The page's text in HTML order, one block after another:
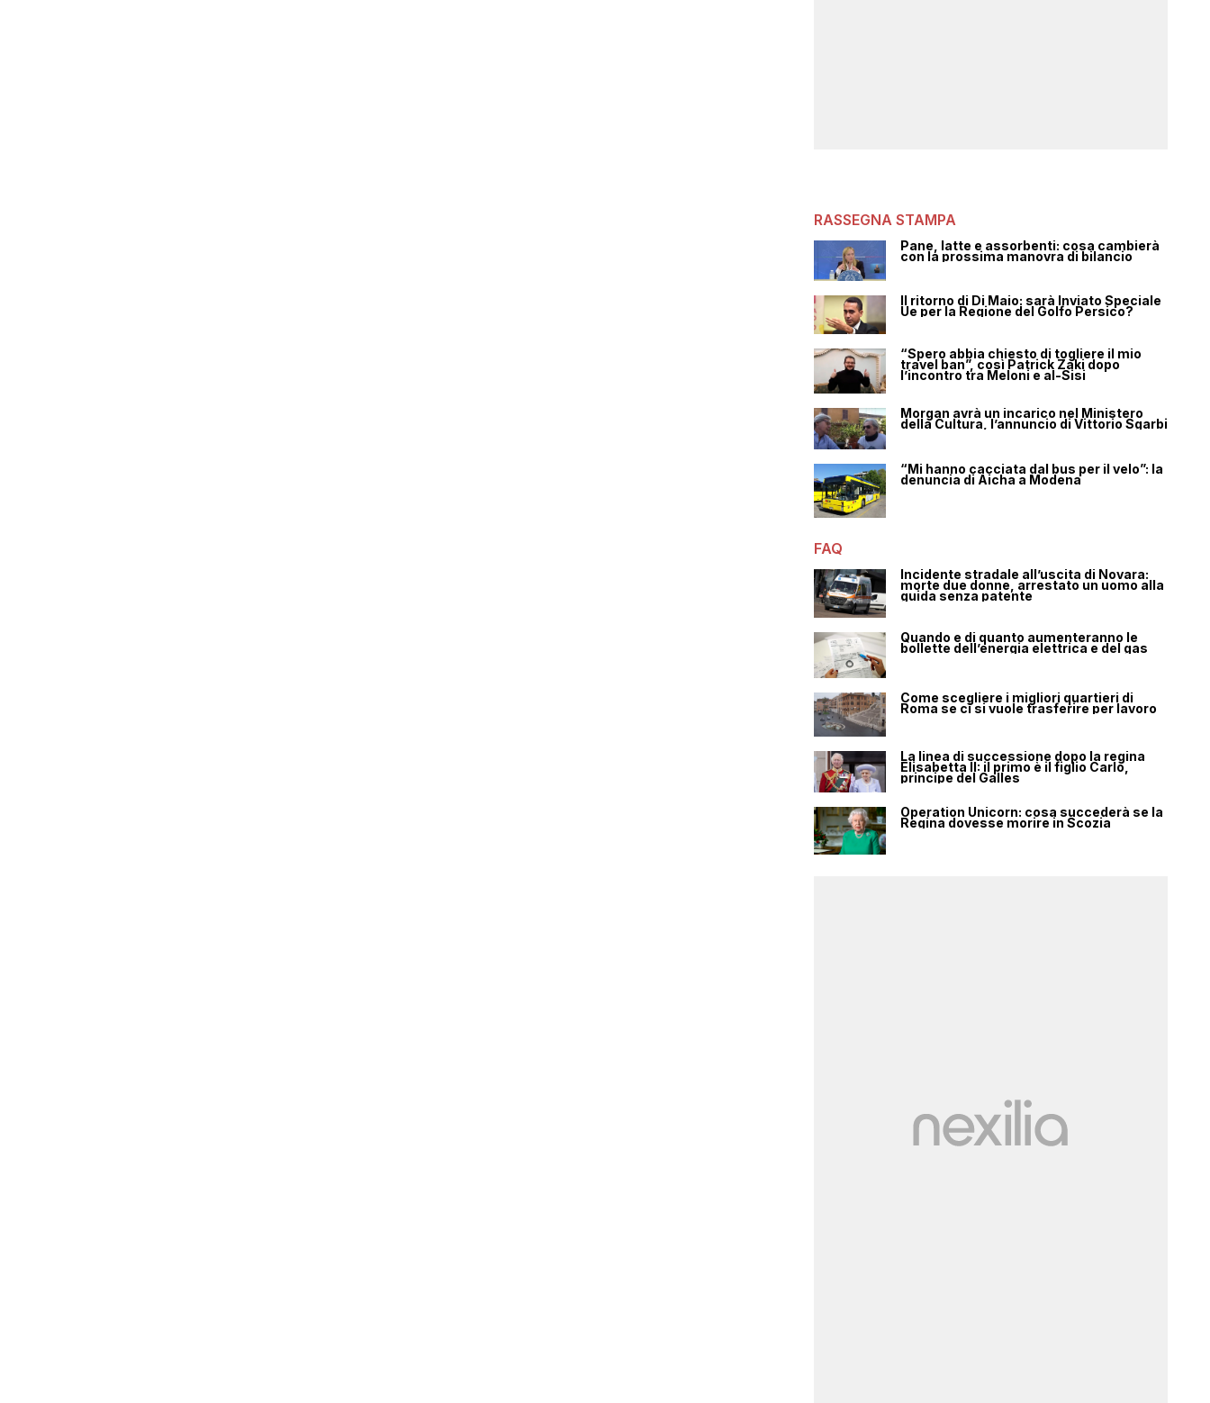
RASSEGNA STAMPA
Pane, latte e assorbenti: cosa cambierà
con la prossima manovra di bilancio
Il ritorno di Di Maio: sarà Inviato Speciale
Ue per la Regione del Golfo Persico?
“Spero abbia chiesto di togliere il mio
travel ban”, così Patrick Zaki dopo
l’incontro tra Meloni e al-Sisi
Morgan avrà un incarico nel Ministero
della Cultura, l’annuncio di Vittorio Sgarbi
“Mi hanno cacciata dal bus per il velo”: la
denuncia di Aicha a Modena
FAQ
Incidente stradale all’uscita di Novara:
morte due donne, arrestato un uomo alla
guida senza patente
Quando e di quanto aumenteranno le
bollette dell’energia elettrica e del gas
Come scegliere i migliori quartieri di
Roma se ci si vuole trasferire per lavoro
La linea di successione dopo la regina
Elisabetta II: il primo è il figlio Carlo,
principe del Galles
Operation Unicorn: cosa succederà se la
Regina dovesse morire in Scozia